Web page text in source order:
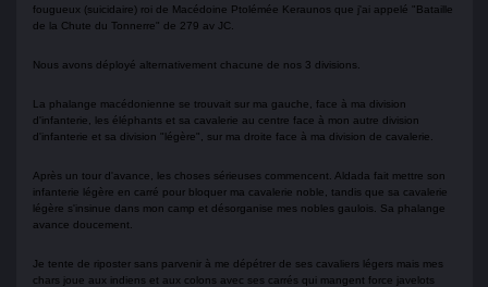
fougueux (suicidaire) roi de Macédoine Ptolémée Keraunos que j'ai appelé "Bataille
de la Chute du Tonnerre" de 279 av JC.
Nous avons déployé alternativement chacune de nos 3 divisions.
La phalange macédonienne se trouvait sur ma gauche, face à ma division
d'infanterie, les éléphants et sa cavalerie au centre face à mon autre division
d'infanterie et sa division "légère", sur ma droite face à ma division de cavalerie.
Après un tour d'avance, les choses sérieuses commencent. Aldada fait mettre son
infanterie légère en carré pour bloquer ma cavalerie noble, tandis que sa cavalerie
légère s'insinue dans mon camp et désorganise mes nobles gaulois. Sa phalange
avance doucement.
Je tente de riposter sans parvenir à me dépétrer de ses cavaliers légers mais mes
chars joue aux indiens et aux colons avec ses carrés qui mangent force javelots